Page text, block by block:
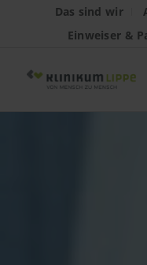
Das sind wir
Einweiser &